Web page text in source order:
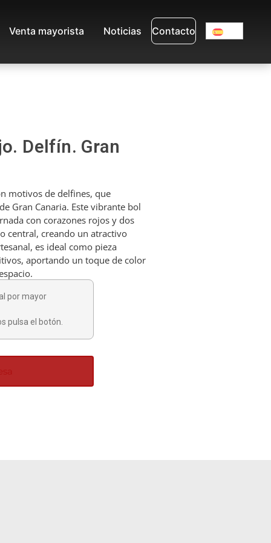
Venta mayorista Noticias Contacto
Delfín. Gran
motivos de delfines, que
Gran Canaria. Este vibrante bol
con corazones rojos y dos
central, creando un atractivo
es ideal como pieza
aportando un toque de color
por mayor
pulsa el botón.